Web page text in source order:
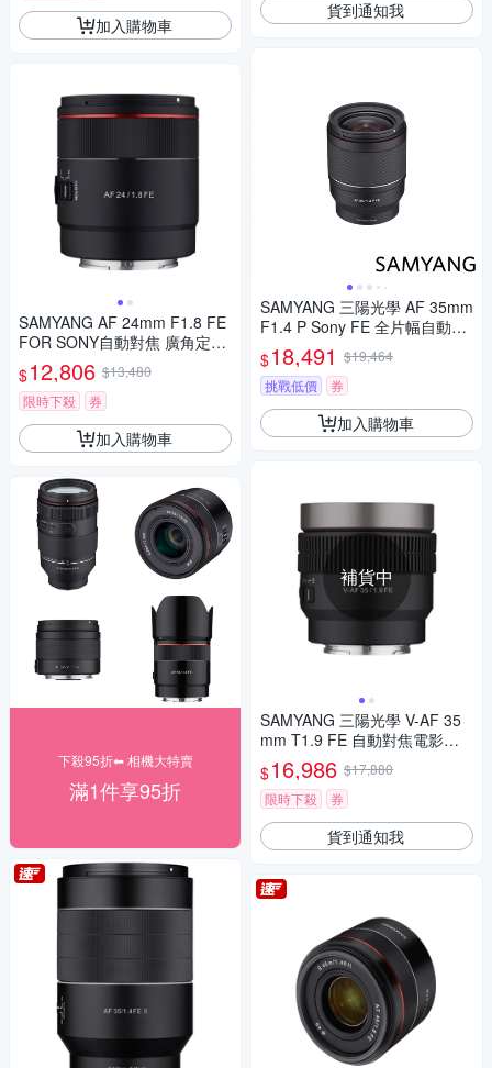
加入購物車
SAMYANG AF 24mm F1.8 FE
FOR SONY自動對焦 廣角定焦
鏡頭 (公司貨)
$12,806 $13,480
限時下殺
券
加入購物車
下殺95折⬅︎ 相機大特賣
滿1件享95折
貨到通知我
SAMYANG 三陽光學 AF 35mm
F1.4 P Sony FE 全片幅自動對
焦鏡頭 公司貨
$18,491 $19,464
挑戰低價
券
加入購物車
補貨中
SAMYANG 三陽光學 V-AF 35
mm T1.9 FE 自動對焦電影鏡 S
ony FE 公司貨
$16,986 $17,880
限時下殺
券
貨到通知我